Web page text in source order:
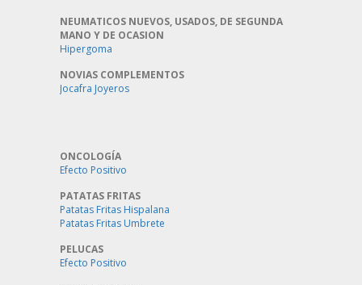
NEUMATICOS NUEVOS, USADOS, DE SEGUNDA
MANO Y DE OCASION
Hipergoma
NOVIAS COMPLEMENTOS
Jocafra Joyeros
ONCOLOGÍA
Efecto Positivo
PATATAS FRITAS
Patatas Fritas Hispalana
Patatas Fritas Umbrete
PELUCAS
Efecto Positivo